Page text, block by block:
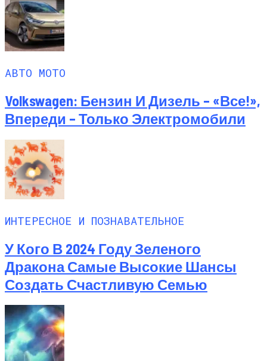
АВТО МОТО
Volkswagen: Бензин И Дизель – «все!»,
Впереди – Только Электромобили
ИНТЕРЕСНОЕ И ПОЗНАВАТЕЛЬНОЕ
У Кого В 2024 Году Зеленого
Дракона Самые Высокие Шансы
Создать Счастливую Семью